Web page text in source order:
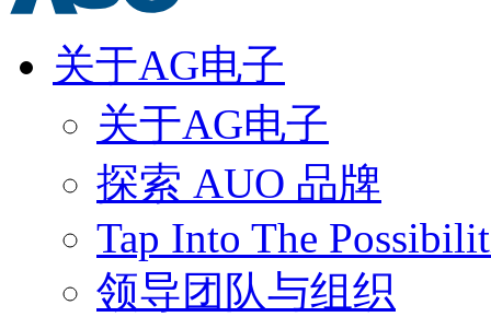
关于AG电子
关于AG电子
探索 AUO 品牌
Tap Into The
领导团队与组织